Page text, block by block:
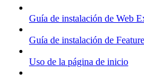
Guía de instalación de Web
Guía de instalación de
Uso de la página de inicio